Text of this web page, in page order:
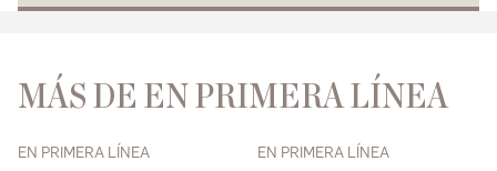
MÁS DE EN PRIMERA LÍNEA
EN PRIMERA LÍNEA EN PRIMERA LÍNEA